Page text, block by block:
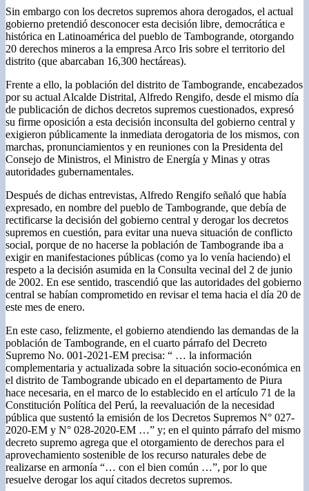
Sin embargo con los decretos supremos ahora derogados, el actual
gobierno pretendió desconocer esta decisión libre, democrática e
histórica en Latinoamérica del pueblo de Tambogrande, otorgando
20 derechos mineros a la empresa Arco Iris sobre el territorio del
distrito (que abarcaban 16,300 hectáreas).
Frente a ello, la población del distrito de Tambogrande, encabezados
por su actual Alcalde Distrital, Alfredo Rengifo, desde el mismo día
de publicación de dichos decretos supremos cuestionados, expresó
su firme oposición a esta decisión inconsulta del gobierno central y
exigieron públicamente la inmediata derogatoria de los mismos, con
marchas, pronunciamientos y en reuniones con la Presidenta del
Consejo de Ministros, el Ministro de Energía y Minas y otras
autoridades gubernamentales.
Después de dichas entrevistas, Alfredo Rengifo señaló que había
expresado, en nombre del pueblo de Tambogrande, que debía de
rectificarse la decisión del gobierno central y derogar los decretos
supremos en cuestión, para evitar una nueva situación de conflicto
social, porque de no hacerse la población de Tambogrande iba a
exigir en manifestaciones públicas (como ya lo venía haciendo) el
respeto a la decisión asumida en la Consulta vecinal del 2 de junio
de 2002. En ese sentido, trascendió que las autoridades del gobierno
central se habían comprometido en revisar el tema hacia el día 20 de
este mes de enero.
En este caso, felizmente, el gobierno atendiendo las demandas de la
población de Tambogrande, en el cuarto párrafo del Decreto
Supremo No. 001-2021-EM precisa: “ … la información
complementaria y actualizada sobre la situación socio-económica en
el distrito de Tambogrande ubicado en el departamento de Piura
hace necesaria, en el marco de lo establecido en el artículo 71 de la
Constitución Política del Perú, la reevaluación de la necesidad
pública que sustentó la emisión de los Decretos Supremos N° 027-
2020-EM y N° 028-2020-EM …” y; en el quinto párrafo del mismo
decreto supremo agrega que el otorgamiento de derechos para el
aprovechamiento sostenible de los recurso naturales debe de
realizarse en armonía “… con el bien común …”, por lo que
resuelve derogar los aquí citados decretos supremos.